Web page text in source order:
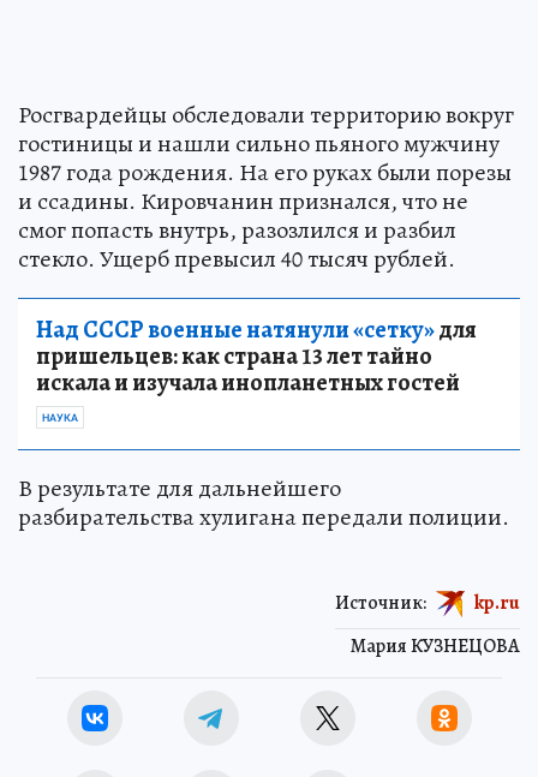
Росгвардейцы обследовали территорию вокруг
гостиницы и нашли сильно пьяного мужчину
1987 года рождения. На его руках были порезы
и ссадины. Кировчанин признался, что не
смог попасть внутрь, разозлился и разбил
стекло. Ущерб превысил 40 тысяч рублей.
Над СССР военные натянули «сетку»для
пришельцев: как страна 13 лет тайно
искала и изучала инопланетных гостей
НАУКА
В результате для дальнейшего
разбирательства хулигана передали полиции.
Мария КУЗНЕЦОВА
Источник: kp.ru